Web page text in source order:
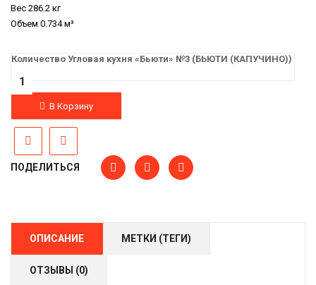
Вес 286.2 кг
Объем 0.734 м³
Количество Угловая кухня «Бьюти» №3 (БЬЮТИ (КАПУЧИНО))
В Корзину
ПОДЕЛИТЬСЯ
ОПИСАНИЕ МЕТКИ (ТЕГИ)
ОТЗЫВЫ (0)